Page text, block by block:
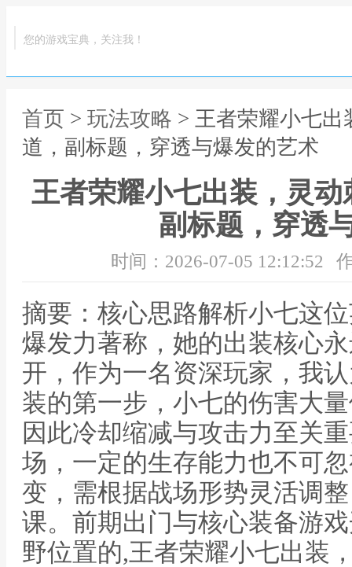
您的游戏宝典，关注我！
首页 > 玩法攻略 > 王者荣耀小七
道，副标题，穿透与爆发的艺术
王者荣耀小七出装，灵
副标题，穿透
时间：2026-07-05 12:12:52
摘要：核心思路解析小七这
爆发力著称，她的出装核心
开，作为一名资深玩家，我
装的第一步，小七的伤害大
因此冷却缩减与攻击力至关
场，一定的生存能力也不可
变，需根据战场形势灵活调
课。前期出门与核心装备游
野位置的,王者荣耀小七出装